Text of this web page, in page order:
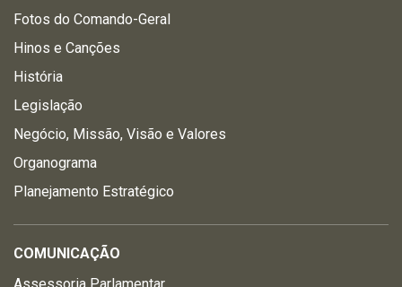
Fotos do Comando-Geral
Hinos e Canções
História
Legislação
Negócio, Missão, Visão e Valores
Organograma
Planejamento Estratégico
COMUNICAÇÃO